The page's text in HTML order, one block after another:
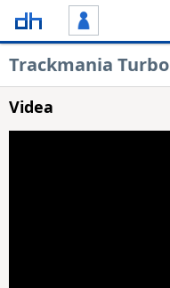
Trackmania Turbo
Videa